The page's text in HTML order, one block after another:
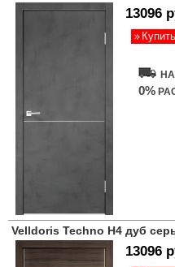
13096
0%
Velldoris Techno H4 дуб
13096